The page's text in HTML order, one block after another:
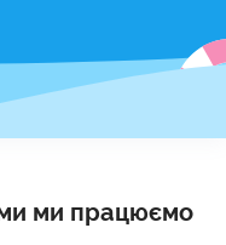
ми працюємо